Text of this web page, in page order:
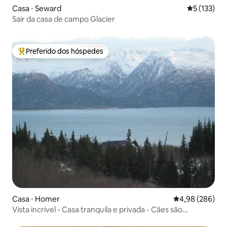
Casa ⋅ Seward 5 de uma
5 (133)
Sair da casa de campo Glacier
Entre os melhores preferidos dos hóspedes
Preferido dos hóspedes
Casa ⋅ Homer 4,98 de uma
4,98 (286)
Vista incrível - Casa tranquila e privada - Cães são